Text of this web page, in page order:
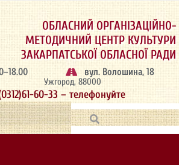
ОБЛАСНИЙ ОРГАНІЗАЦІЙНО-
МЕТОДИЧНИЙ ЦЕНТР КУЛЬТУРИ
ЗАКАРПАТСЬКОЇ ОБЛАСНОЇ РАДИ
вул. Волошина, 18
Ужгород, 88000
60-33 – телефонуйте